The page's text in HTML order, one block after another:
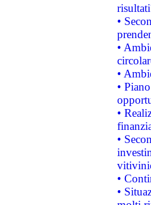
•
•
•
•
•
•
•
•